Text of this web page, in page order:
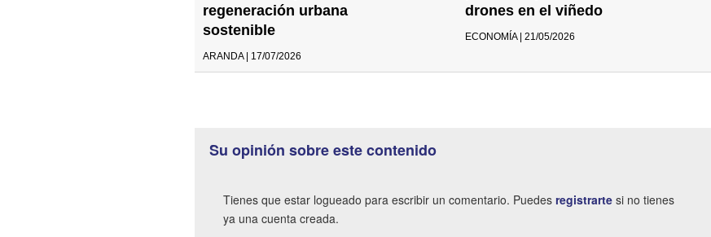
regeneración urbana
sostenible
ARANDA | 17/07/2026
drones en el viñedo
ECONOMÍA | 21/05/2026
Su opinión sobre este contenido
Tienes que estar logueado para escribir un comentario. Puedes registrarte si no tienes
ya una cuenta creada.